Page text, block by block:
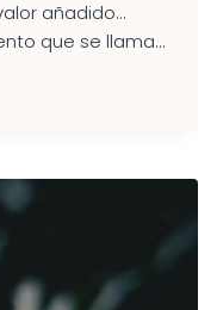
añadido…
que se llama...